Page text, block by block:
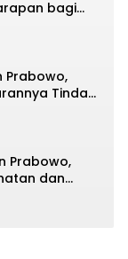
bagi
Prabowo,
Tindak
Prabowo,
dan